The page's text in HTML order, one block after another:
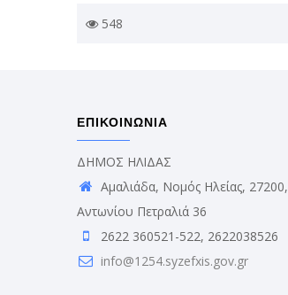
548
ΕΠΙΚΟΙΝΩΝΙΑ
ΔΗΜΟΣ ΗΛΙΔΑΣ
Αμαλιάδα, Νομός Ηλείας, 27200,
Αντωνίου Πετραλιά 36
2622 360521-522, 2622038526
info@1254.syzefxis.gov.gr